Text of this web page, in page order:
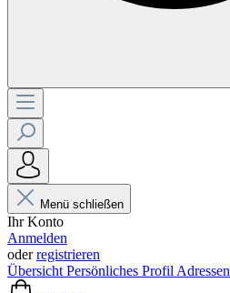
Menü schließen
Ihr Konto
Anmelden
oderregistrieren
Übersicht Persönliches Profil Adressen